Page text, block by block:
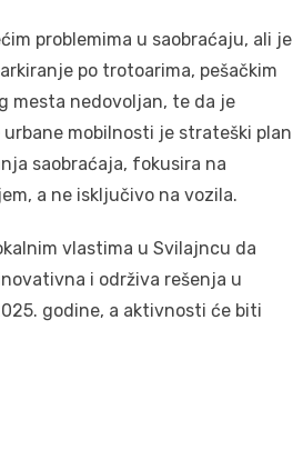
problemima u saobraćaju, ali je
po trotoarima, pešačkim
mesta nedovoljan, te da je
mobilnosti je strateški plan
saobraćaja, fokusira na
a ne isključivo na vozila.
vlastima u Svilajncu da
i održiva rešenja u
godine, a aktivnosti će biti